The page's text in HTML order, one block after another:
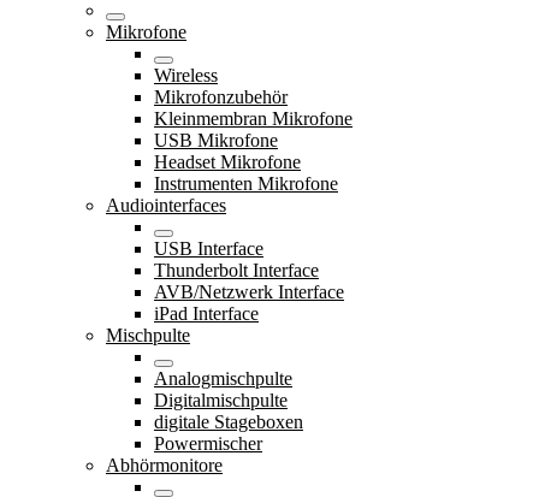
Mikrofone
Wireless
Mikrofonzubehör
Kleinmembran Mikrofone
USB Mikrofone
Headset Mikrofone
Instrumenten Mikrofone
Audiointerfaces
USB Interface
Thunderbolt Interface
AVB/Netzwerk Interface
iPad Interface
Mischpulte
Analogmischpulte
Digitalmischpulte
digitale Stageboxen
Powermischer
Abhörmonitore